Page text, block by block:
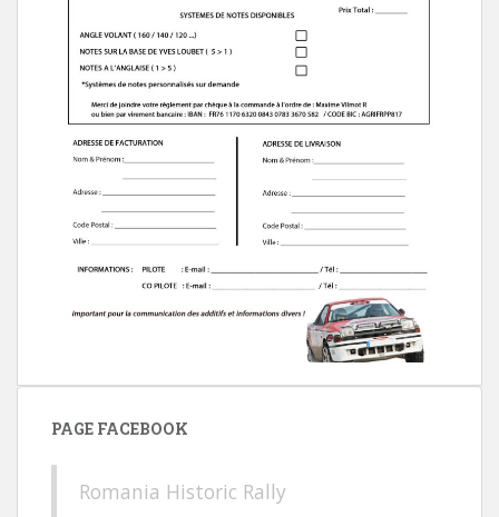
PAGE FACEBOOK
Romania Historic Rally